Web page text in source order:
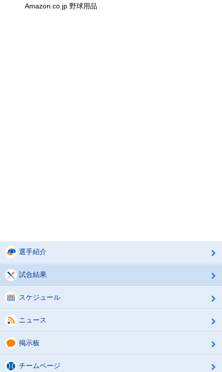
Amazon.co.jp 野球用品
選手紹介
試合結果
スケジュール
ニュース
掲示板
チームページ